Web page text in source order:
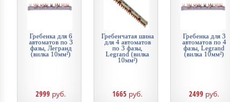
Гребенка для 6
автоматов по 3
фазы, Легранд
(вилка 10мм²)
2999 руб.
Гребенчатая шина
для 4 автоматов
по 3 фазы,
Legrand (вилка
10мм²)
1665 руб.
Гребенка для 3
автоматов по 4
фазы, Legrand
(вилка 10мм²)
2499 руб.